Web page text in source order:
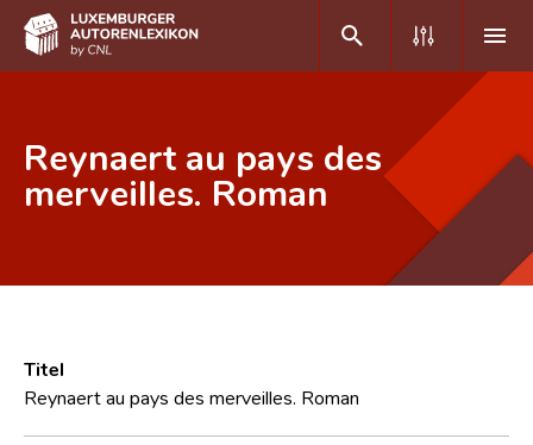
DE
Häufige Fragen und Antworten
CNL
Reynaert au pays des
merveilles. Roman
Titel
Reynaert au pays des merveilles. Roman